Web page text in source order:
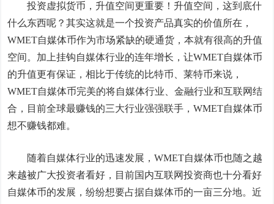
投资虚拟货币，升值空间更重要！升值空间，这到底什
什么东西呢？其实这就是一个投资产品真实的价值所在，
WMET自媒体币作为市场紧缺的硬通货，本就有很高的升值
空间。加上挂钩自媒体行业的连年增长，让WMET自媒体币
的升值更有保证，相比于传统的比特币、莱特币来说，
WMET自媒体币完美的将自媒体行业、金融行业和互联网结
合，目前全球最赚钱的三大行业强强联手，WMET自媒体币
想不赚钱都难。
随着自媒体行业的迅速发展，WMET自媒体币也随之越
来越被广大投资者看好，目前国内互联网投资商也十分看好
自媒体币的发展，纷纷想要占据自媒体币的一亩三分地。近